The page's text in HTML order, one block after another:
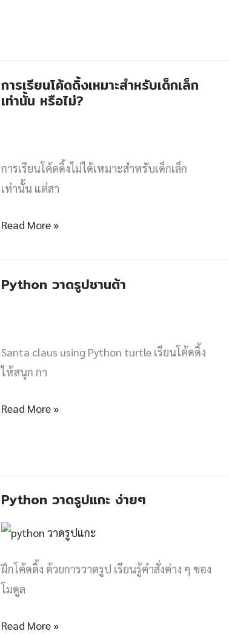
การเรียนโค้ดดิ้งเหมาะสำหรับเด็กเล็ก
เท่านั้น หรือไม่?
การเรียนโค้ดดิ้งไม่ได้เหมาะสำหรับเด็กเล็ก
เท่านั้น แต่สา
การ
เรียน
เหมาะ
สำหรับ
เล็ก
ไม่?
Read More »
Python วาดรูปซานต้า
Santa claus using Python turtle เรียนโค้ดดิ้ง
ให้สนุก กา
Python
ซาน
ต้า
Read More »
Python วาดรูปแกะ ง่ายๆ
ฝึกโค้ดดิ้ง ด้วยการวาดรูป เรียนรู้คำสั่งต่าง ๆ ของ
โมดูล
Python
วาด
รูป
แกะ
ง่ายๆ
Read More »